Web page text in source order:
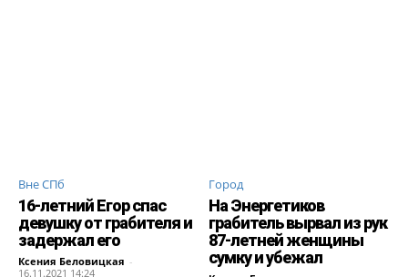
Вне СПб
16-летний Егор спас
девушку от грабителя и
задержал его
Ксения Беловицкая -
16.11.2021 14:24
Город
На Энергетиков
грабитель вырвал из рук
87-летней женщины
сумку и убежал